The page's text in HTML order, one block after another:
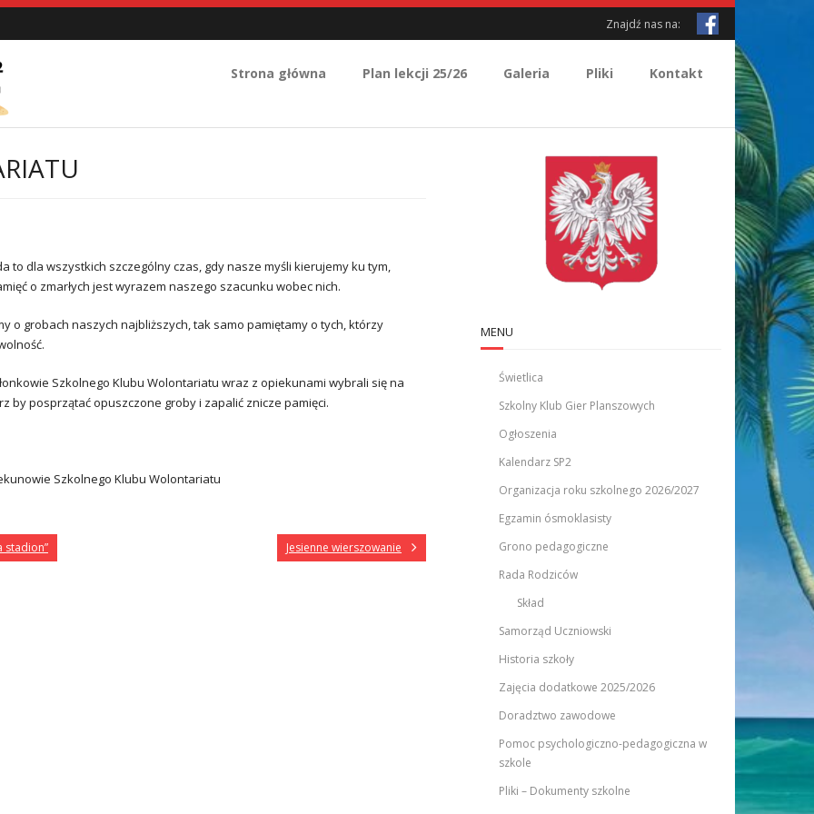
Znajdź nas na:
Strona główna Plan lekcji 25/26 Galeria Pliki Kontakt
to dla wszystkich szczególny czas, gdy nasze myśli kierujemy ku tym,
o zmarłych jest wyrazem naszego szacunku wobec nich.
o grobach naszych najbliższych, tak samo pamiętamy o tych, którzy
Szkolnego Klubu Wolontariatu wraz z opiekunami wybrali się na
by posprzątać opuszczone groby i zapalić znicze pamięci.
Szkolnego Klubu Wolontariatu
stadion” Jesienne wierszowanie
MENU
Świetlica
Szkolny Klub Gier Planszowych
Ogłoszenia
Kalendarz SP2
Organizacja roku szkolnego 2026/2027
Egzamin ósmoklasisty
Grono pedagogiczne
Rada Rodziców
Skład
Samorząd Uczniowski
Historia szkoły
Zajęcia dodatkowe 2025/2026
Doradztwo zawodowe
Pomoc psychologiczno-pedagogiczna w
szkole
Pliki – Dokumenty szkolne